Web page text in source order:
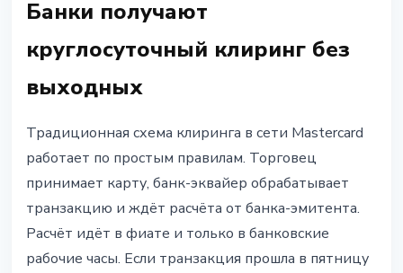
Банки получают
круглосуточный клиринг без
выходных
Традиционная схема клиринга в сети Mastercard
работает по простым правилам. Торговец
принимает карту, банк-эквайер обрабатывает
транзакцию и ждёт расчёта от банка-эмитента.
Расчёт идёт в фиате и только в банковские
рабочие часы. Если транзакция прошла в пятницу